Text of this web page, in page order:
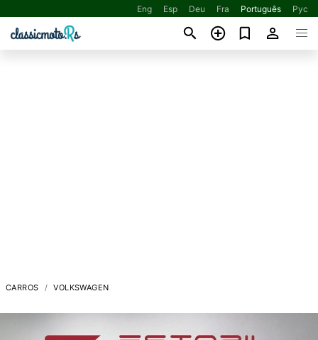
Eng Esp Deu Fra Português Рус
CARROS VOLKSWAGEN